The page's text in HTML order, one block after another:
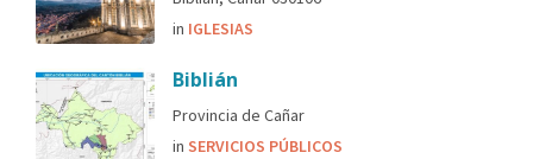
in IGLESIAS
Biblián
Provincia de Cañar
in SERVICIOS PÚBLICOS